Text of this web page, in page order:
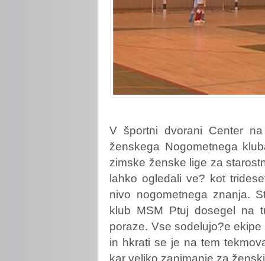
Všportni dvorani Center
ženskega Nogometnega
zimske ženske lige za
lahko ogledali ve? kot
nivo nogometnega znanja.
klub MSM Ptuj dosegel na
poraze. Vse sodelujo?e
in hkrati se je na tem
kar veliko zanimanje za